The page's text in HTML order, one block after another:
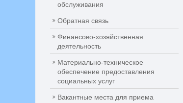
обслуживания
Обратная связь
Финансово-хозяйственная
деятельность
Материально-техническое
обеспечение предоставления
социальных услуг
Вакантные места для приема